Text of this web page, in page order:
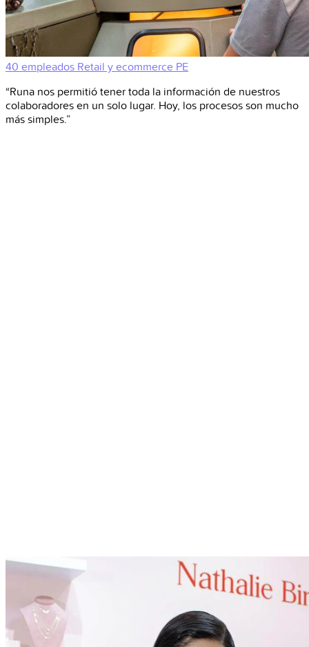
40 empleados Retail y ecommerce PE
“Runa nos permitió tener toda la información de nuestros
colaboradores en un solo lugar. Hoy, los procesos son mucho
más simples.”